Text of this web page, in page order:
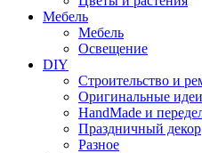
Мебель
Мебель
Освещение
DIY
Строительство и
Оригинальные
HandMade и
Праздничный декор
Разное